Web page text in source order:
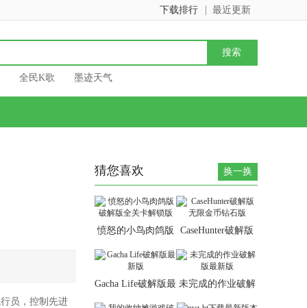
最近更新
下载排行
全民K歌 墨迹天气
员，控制先进
猜您喜欢 换一换
愤怒的小鸟肉鸽版
破解版全关卡解锁
版
CaseHunter破解版
无限金币钻石版
Gacha Life破解版最 未完成的作业破解